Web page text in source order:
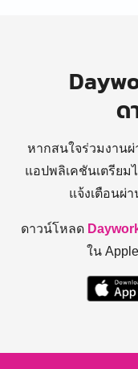
ด
หากสนใจร่วมงานผ่
แอปพลิเคชันเตรียม
แจ้งเตือนผ่
ดาวน์โหลด
ใน